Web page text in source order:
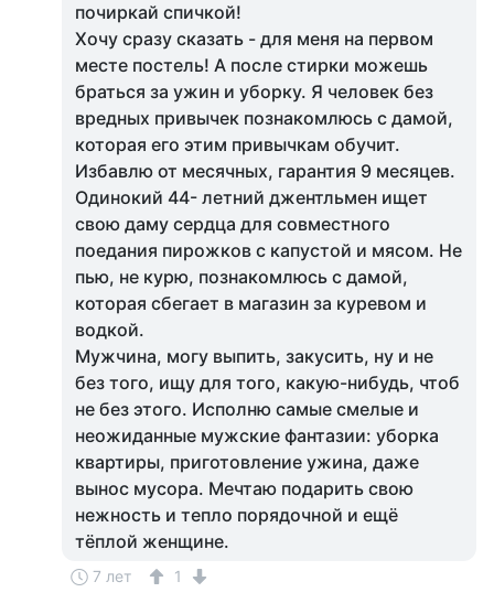
почиркай спичкой!
Хочу сразу сказать - для меня на первом
месте постель! А после стирки можешь
браться за ужин и уборку. Я человек без
вредных привычек познакомлюсь с дамой,
которая его этим привычкам обучит.
Избавлю от месячных, гарантия 9 месяцев.
Одинокий 44- летний джентльмен ищет
свою даму сердца для совместного
поедания пирожков с капустой и мясом. Не
пью, не курю, познакомлюсь с дамой,
которая сбегает в магазин за куревом и
водкой.
Мужчина, могу выпить, закусить, ну и не
без того, ищу для того, какую-нибудь, чтоб
не без этого. Исполню самые смелые и
неожиданные мужские фантазии: уборка
квартиры, приготовление ужина, даже
вынос мусора. Мечтаю подарить свою
нежность и тепло порядочной и ещё
тёплой женщине.
7 лет 1